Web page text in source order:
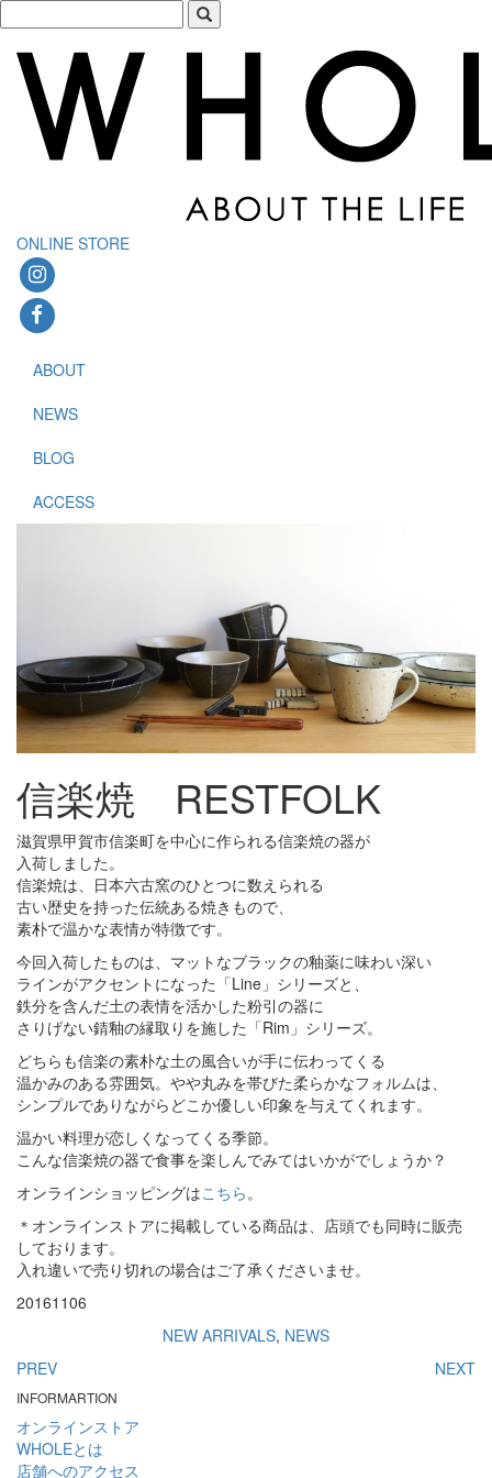
ONLINE STORE
ABOUT
NEWS
BLOG
ACCESS
信楽焼 RESTFOLK
滋賀県甲賀市信楽町を中心に作られる信楽焼の器が
入荷しました。
信楽焼は、日本六古窯のひとつに数えられる
古い歴史を持った伝統ある焼きもので、
素朴で温かな表情が特徴です。
今回入荷したものは、マットなブラックの釉薬に味わい深い
ラインがアクセントになった「Line」シリーズと、
鉄分を含んだ土の表情を活かした粉引の器に
さりげない錆釉の縁取りを施した「Rim」シリーズ。
どちらも信楽の素朴な土の風合いが手に伝わってくる
温かみのある雰囲気。やや丸みを帯びた柔らかなフォルムは、
シンプルでありながらどこか優しい印象を与えてくれます。
温かい料理が恋しくなってくる季節。
こんな信楽焼の器で食事を楽しんでみてはいかがでしょうか？
オンラインショッピングはこちら 。
＊オンラインストアに掲載している商品は、店頭でも同時に販売
しております。
入れ違いで売り切れの場合はご了承くださいませ。
20161106
NEW ARRIVALS, NEWS
NEXT
PREV
INFORMARTION
オンラインストア
WHOLEとは
店舗へのアクセス